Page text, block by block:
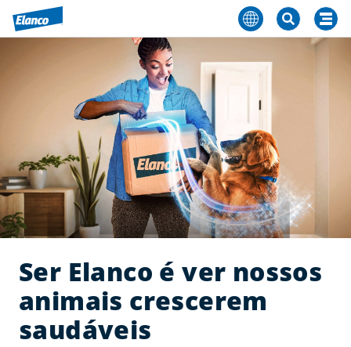
Ser Elanco é ver nossos
animais crescerem
saudáveis